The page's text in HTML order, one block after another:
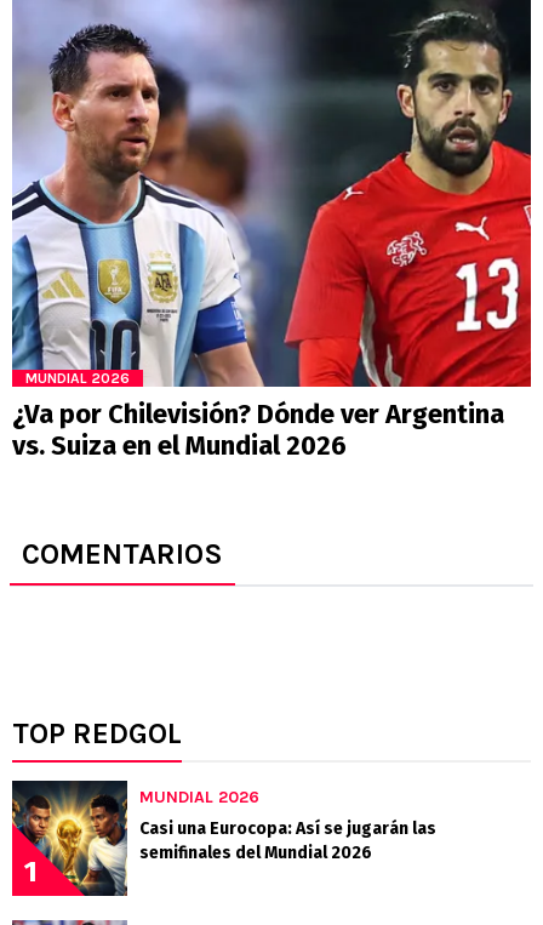
MUNDIAL 2026
¿Va por Chilevisión? Dónde ver Argentina
vs. Suiza en el Mundial 2026
COMENTARIOS
TOP REDGOL
1
MUNDIAL 2026
Casi una Eurocopa: Así se jugarán las
semifinales del Mundial 2026